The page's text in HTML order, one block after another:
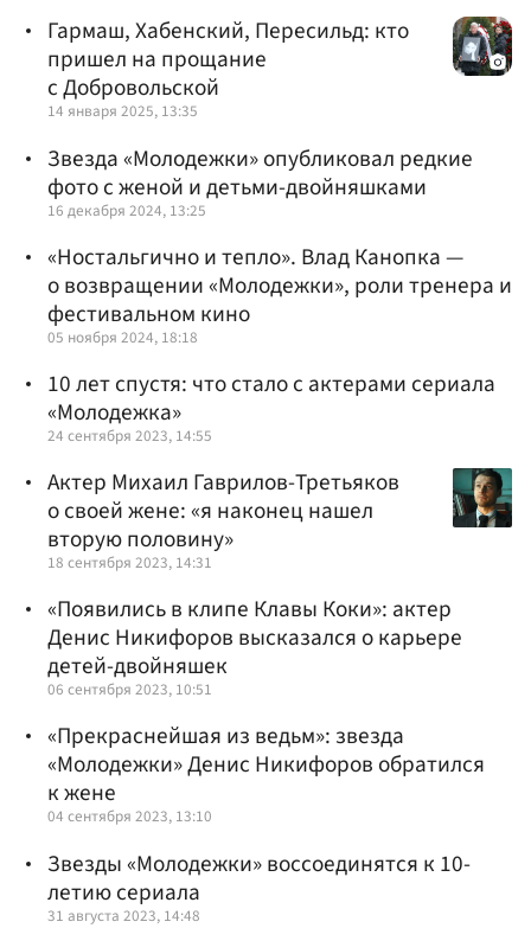
Гармаш, Хабенский, Пересильд: кто
пришел на прощание
с Добровольской
14 января 2025, 13:35
Звезда «Молодежки» опубликовал редкие
фото с женой и детьми-двойняшками
16 декабря 2024, 13:25
«Ностальгично и тепло». Влад Канопка —
о возвращении «Молодежки», роли тренера и
фестивальном кино
05 ноября 2024, 18:18
10 лет спустя: что стало с актерами сериала
«Молодежка»
24 сентября 2023, 14:55
Актер Михаил Гаврилов-Третьяков
о своей жене: «я наконец нашел
вторую половину»
18 сентября 2023, 14:31
«Появились в клипе Клавы Коки»: актер
Денис Никифоров высказался о карьере
детей-двойняшек
06 сентября 2023, 10:51
«Прекраснейшая из ведьм»: звезда
«Молодежки» Денис Никифоров обратился
к жене
04 сентября 2023, 13:10
Звезды «Молодежки» воссоединятся к 10-
летию сериала
31 августа 2023, 14:48